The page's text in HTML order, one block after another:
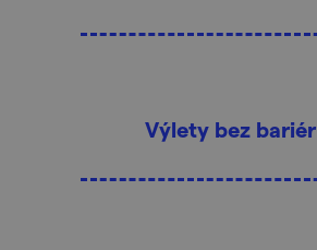
Výlety bez bariér